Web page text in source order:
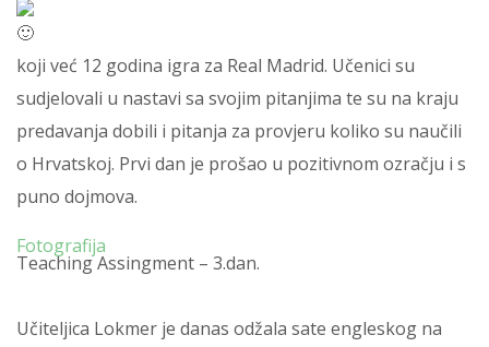
koji već 12 godina igra za Real Madrid. Učenici su
sudjelovali u nastavi sa svojim pitanjima te su na kraju
predavanja dobili i pitanja za provjeru koliko su naučili
o Hrvatskoj. Prvi dan je prošao u pozitivnom ozračju i s
puno dojmova.
Fotografija
Teaching Assingment – 3.dan.
Učiteljica Lokmer je danas odžala sate engleskog na